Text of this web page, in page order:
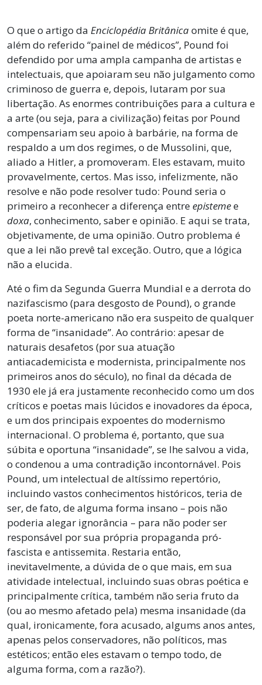
O que o artigo da Enciclopédia Britânicaomite é que,
além do referido “painel de médicos”, Pound foi
defendido por uma ampla campanha de artistas e
intelectuais, que apoiaram seu não julgamento como
criminoso de guerra e, depois, lutaram por sua
libertação. As enormes contribuições para a cultura e
a arte (ou seja, para a civilização) feitas por Pound
compensariam seu apoio à barbárie, na forma de
respaldo a um dos regimes, o de Mussolini, que,
aliado a Hitler, a promoveram. Eles estavam, muito
provavelmente, certos. Mas isso, infelizmente, não
resolve e não pode resolver tudo: Pound seria o
primeiro a reconhecer a diferença entreepistemee
doxa, conhecimento, saber e opinião. E aqui se trata,
objetivamente, de uma opinião. Outro problema é
que a lei não prevê tal exceção. Outro, que a lógica
não a elucida.
Até o fim da Segunda Guerra Mundial e a derrota do
nazifascismo (para desgosto de Pound), o grande
poeta norte-americano não era suspeito de qualquer
forma de “insanidade”. Ao contrário: apesar de
naturais desafetos (por sua atuação
antiacademicista e modernista, principalmente nos
primeiros anos do século), no final da década de
1930 ele já era justamente reconhecido como um dos
críticos e poetas mais lúcidos e inovadores da época,
e um dos principais expoentes do modernismo
internacional. O problema é, portanto, que sua
súbita e oportuna “insanidade”, se lhe salvou a vida,
o condenou a uma contradição incontornável. Pois
Pound, um intelectual de altíssimo repertório,
incluindo vastos conhecimentos históricos, teria de
ser, de fato, de alguma forma insano – pois não
poderia alegar ignorância – para não poder ser
responsável por sua própria propaganda pró-
fascista e antissemita. Restaria então,
inevitavelmente, a dúvida de o que mais, em sua
atividade intelectual, incluindo suas obras poética e
principalmente crítica, também não seria fruto da
(ou ao mesmo afetado pela) mesma insanidade (da
qual, ironicamente, fora acusado, algums anos antes,
apenas pelos conservadores, não políticos, mas
estéticos; então eles estavam o tempo todo, de
alguma forma, com a razão?).